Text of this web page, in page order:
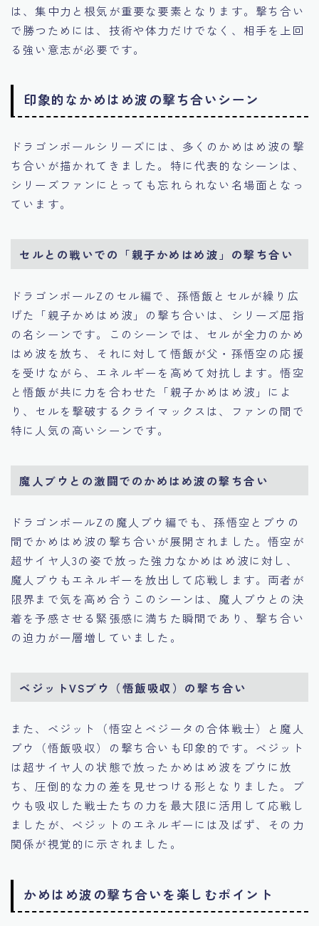
は、集中力と根気が重要な要素となります。撃ち合い
で勝つためには、技術や体力だけでなく、相手を上回
る強い意志が必要です。
印象的なかめはめ波の撃ち合いシーン
ドラゴンボールシリーズには、多くのかめはめ波の撃
ち合いが描かれてきました。特に代表的なシーンは、
シリーズファンにとっても忘れられない名場面となっ
ています。
セルとの戦いでの「親子かめはめ波」の撃ち合い
ドラゴンボールZのセル編で、孫悟飯とセルが繰り広
げた「親子かめはめ波」の撃ち合いは、シリーズ屈指
の名シーンです。このシーンでは、セルが全力のかめ
はめ波を放ち、それに対して悟飯が父・孫悟空の応援
を受けながら、エネルギーを高めて対抗します。悟空
と悟飯が共に力を合わせた「親子かめはめ波」によ
り、セルを撃破するクライマックスは、ファンの間で
特に人気の高いシーンです。
魔人ブウとの激闘でのかめはめ波の撃ち合い
ドラゴンボールZの魔人ブウ編でも、孫悟空とブウの
間でかめはめ波の撃ち合いが展開されました。悟空が
超サイヤ人3の姿で放った強力なかめはめ波に対し、
魔人ブウもエネルギーを放出して応戦します。両者が
限界まで気を高め合うこのシーンは、魔人ブウとの決
着を予感させる緊張感に満ちた瞬間であり、撃ち合い
の迫力が一層増していました。
ベジットVSブウ（悟飯吸収）の撃ち合い
また、ベジット（悟空とベジータの合体戦士）と魔人
ブウ（悟飯吸収）の撃ち合いも印象的です。ベジット
は超サイヤ人の状態で放ったかめはめ波をブウに放
ち、圧倒的な力の差を見せつける形となりました。ブ
ウも吸収した戦士たちの力を最大限に活用して応戦し
ましたが、ベジットのエネルギーには及ばず、その力
関係が視覚的に示されました。
かめはめ波の撃ち合いを楽しむポイント